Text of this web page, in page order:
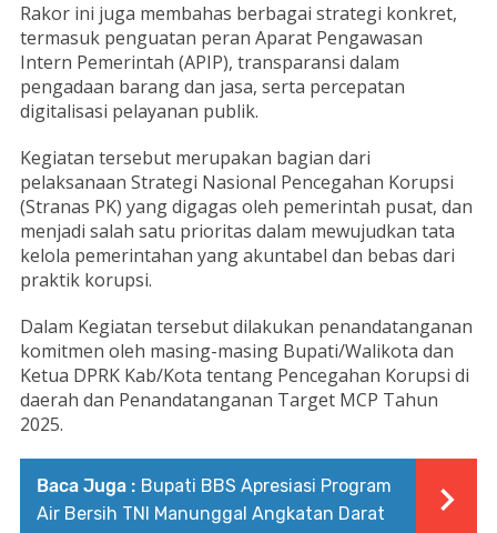
Rakor ini juga membahas berbagai strategi konkret,
termasuk penguatan peran Aparat Pengawasan
Intern Pemerintah (APIP), transparansi dalam
pengadaan barang dan jasa, serta percepatan
digitalisasi pelayanan publik.
Kegiatan tersebut merupakan bagian dari
pelaksanaan Strategi Nasional Pencegahan Korupsi
(Stranas PK) yang digagas oleh pemerintah pusat, dan
menjadi salah satu prioritas dalam mewujudkan tata
kelola pemerintahan yang akuntabel dan bebas dari
praktik korupsi.
Dalam Kegiatan tersebut dilakukan penandatanganan
komitmen oleh masing-masing Bupati/Walikota dan
Ketua DPRK Kab/Kota tentang Pencegahan Korupsi di
daerah dan Penandatanganan Target MCP Tahun
2025.
Baca Juga : Bupati BBS Apresiasi Program
Air Bersih TNI Manunggal Angkatan Darat